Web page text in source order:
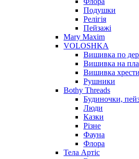
Подушки
Релігія
Пейзажі
Mary Maxim
VOLOSHKA
Вишивка по
Вишивка на
Вишивка
Рушники
Bothy Threads
Будиночки,
Люди
Казки
Різне
Фауна
Флора
Тела Артіс